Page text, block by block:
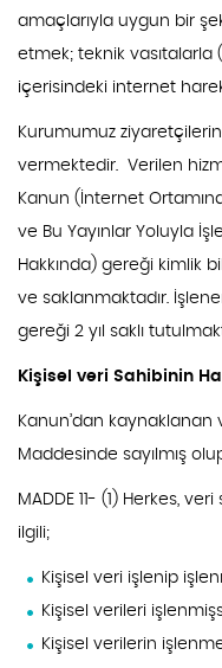
amaçlarıyla uygun bir
etmek; teknik vasıtalarla
içerisindeki internet
Kurumumuz
vermektedir. Verilen
Kanun (İnternet
ve Bu Yayınlar Yoluyla
Hakkında) gereği kimlik
ve saklanmaktadır.
gereği 2 yıl saklı
Kişisel veri Sahibinin
Kanun’dan kaynaklanan
Maddesinde sayılmış
MADDE 11- (1) Herkes,
ilgili;
Kişisel veri işlenip
Kişisel verileri
Kişisel verilerin